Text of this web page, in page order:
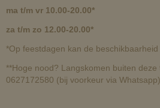
ma t/m vr 10.00-20.00*
za t/m zo 12.00-20.00*
*Op feestdagen kan de beschikbaarheid
**Hoge nood? Langskomen buiten
0627172580 (bij voorkeur via Whatsapp)